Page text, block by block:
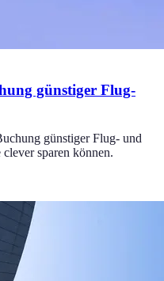
günstiger Flug-
günstiger Flug- und
sparen können.